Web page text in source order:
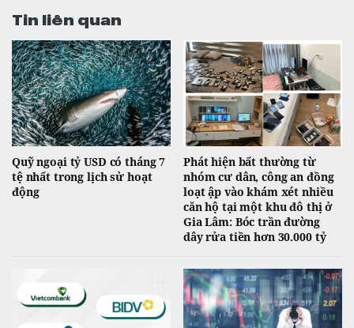
Tin liên quan
Quỹ ngoại tỷ USD có tháng 7
tệ nhất trong lịch sử hoạt
động
Phát hiện bất thường từ
nhóm cư dân, công an đồng
loạt ập vào khám xét nhiều
căn hộ tại một khu đô thị ở
Gia Lâm: Bóc trần đường
dây rửa tiền hơn 30.000 tỷ